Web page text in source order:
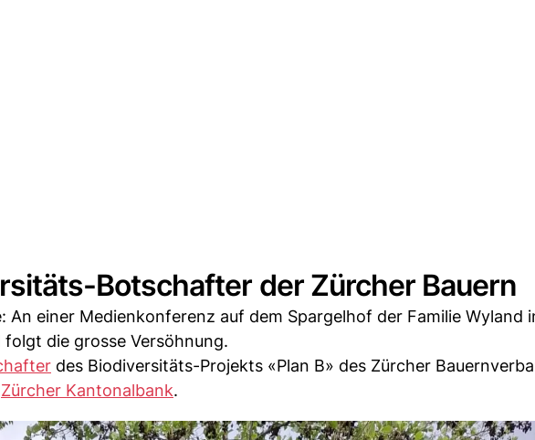
Botschafter der Zürcher Bauern
An einer Medienkonferenz auf dem Spargelhof der Familie Wyland
die grosse Versöhnung.
des Biodiversitäts-Projekts «Plan B» des Zürcher
Zürcher Kantonalbank.